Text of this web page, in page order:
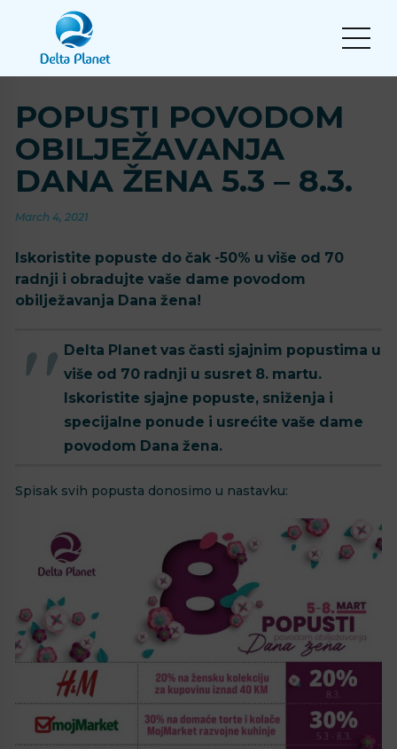
POPUSTI POVODOM
OBILJEŽAVANJA
DANA ŽENA 5.3 – 8.3.
March 4, 2021
Iskoristite popuste do čak -50% u više od 70
radnji i obradujte vaše dame povodom
obilježavanja Dana žena!
Delta Planet vas časti sjajnim popustima u
više od 70 radnji u susret 8. martu.
Iskoristite sjajne popuste, sniženja i
specijalne ponude i usrećite vaše dame
povodom Dana žena.
Spisak svih popusta donosimo u nastavku: